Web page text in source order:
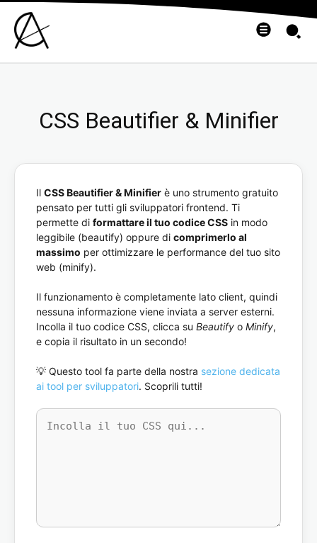
CSS Beautifier & Minifier
Il CSS Beautifier & Minifier è uno strumento gratuito
pensato per tutti gli sviluppatori frontend. Ti
permette di formattare il tuo codice CSS in modo
leggibile (beautify) oppure di comprimerlo al
massimo per ottimizzare le performance del tuo sito
web (minify).
Il funzionamento è completamente lato client, quindi
nessuna informazione viene inviata a server esterni.
Incolla il tuo codice CSS, clicca su Beautify o Minify,
e copia il risultato in un secondo!
💡 Questo tool fa parte della nostra sezione dedicata
ai tool per sviluppatori. Scoprili tutti!